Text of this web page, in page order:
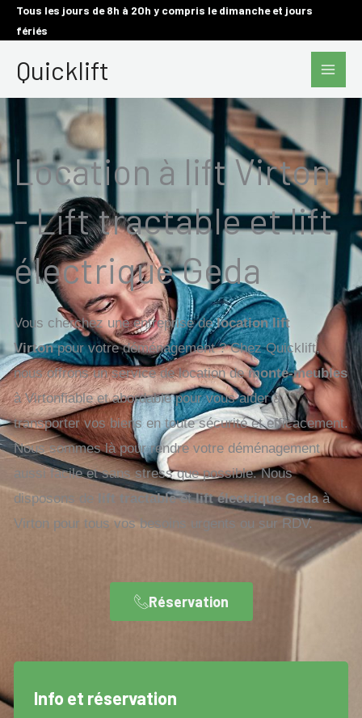
AllerTous les jours de 8h à 20h y compris le dimanche et jours
fériés
Quicklift
Main
Location à lift Virton
- Lift tractable et lift
électrique Geda
Vous cherchez une entreprise delocation lift
Virtonpour votre déménagement ? Chez Quicklift,
nous offrons un service de location demonte-meubles
à Virtonfiable et abordable pour vous aider à
transporter vos biens en toute sécurité et efficacement.
Nous sommes là pour rendre votre déménagement
aussi facile et sans stress que possible. Nous
disposons de
lift tractableetlift électrique Gedaà
Virton pour tous vos besoins urgents ou sur RDV.
Réservation
Info et réservation